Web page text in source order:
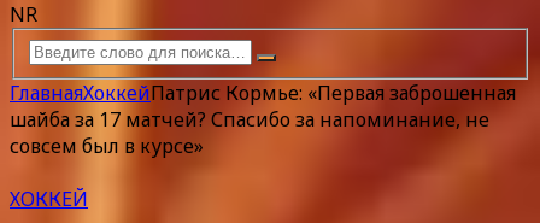
NR
ГлавнаяХоккейПатрис Кормье: «Первая заброшенная
шайба за 17 матчей? Спасибо за напоминание, не
совсем был в курсе»
ХОККЕЙ